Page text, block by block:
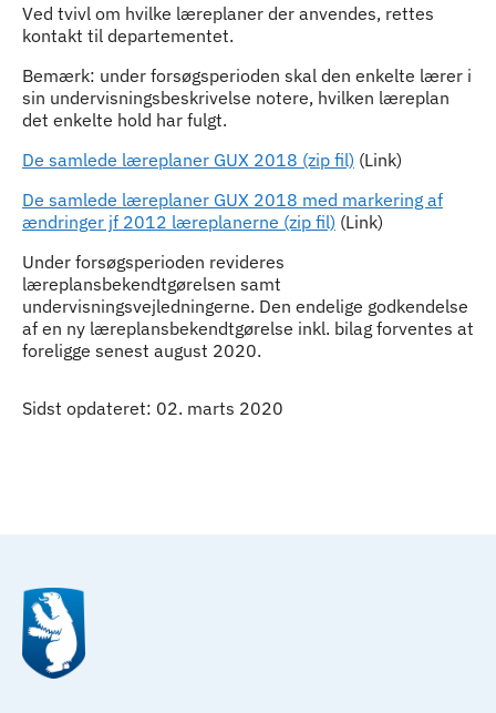
Ved tvivl om hvilke læreplaner der anvendes, rettes
kontakt til departementet.
Bemærk: under forsøgsperioden skal den enkelte lærer i
sin undervisningsbeskrivelse notere, hvilken læreplan
det enkelte hold har fulgt.
De samlede læreplaner GUX 2018 (zip fil) (Link)
De samlede læreplaner GUX 2018 med markering af
ændringer jf 2012 læreplanerne (zip fil) (Link)
Under forsøgsperioden revideres
læreplansbekendtgørelsen samt
undervisningsvejledningerne. Den endelige godkendelse
af en ny læreplansbekendtgørelse inkl. bilag forventes at
foreligge senest august 2020.
Sidst opdateret: 02. marts 2020